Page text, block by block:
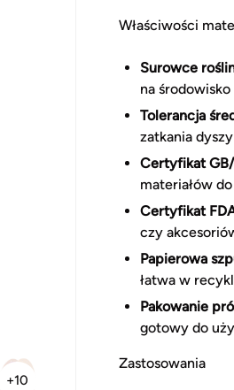
+10
Właściwości
Surowce
na
Tolerancja
zatkania
Certyfikat
materiałów
Certyfikat
czy
Papierowa
łatwa w
Pakowanie
gotowy do
Zastosowania